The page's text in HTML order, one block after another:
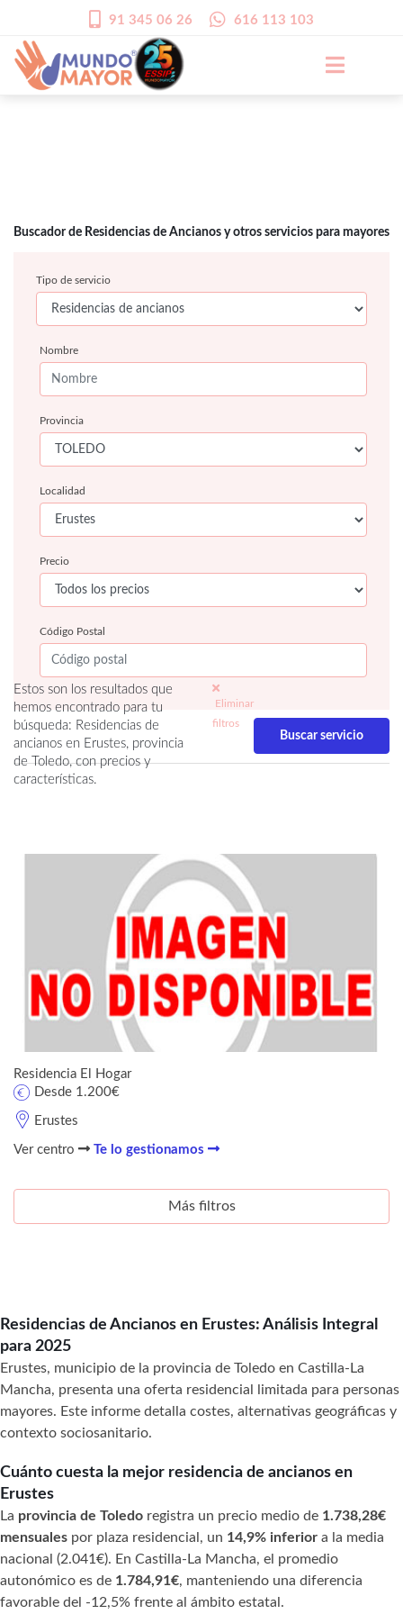
91 345 06 26 616 113 103
Buscador de Residencias de Ancianos y otros servicios para mayores
Tipo de servicio
Nombre
Provincia
Localidad
Precio
Código Postal
Estos son los resultados que
hemos encontrado para tu
búsqueda: Residencias de
ancianos en Erustes, provincia
de Toledo, con precios y
características.
Eliminar
filtros
Residencia El Hogar
Erustes
Desde 1.200€
Ver centro Te lo gestionamos
Más filtros
Residencias de Ancianos en Erustes: Análisis Integral
para 2025
Erustes, municipio de la provincia de Toledo en Castilla-La
Mancha, presenta una oferta residencial limitada para personas
mayores. Este informe detalla costes, alternativas geográficas y
contexto sociosanitario.
Cuánto cuesta la mejor residencia de ancianos en
Erustes
La provincia de Toledo registra un precio medio de 1.738,28€
mensuales por plaza residencial, un 14,9% inferior a la media
nacional (2.041€). En Castilla-La Mancha, el promedio
autonómico es de 1.784,91€, manteniendo una diferencia
favorable del -12,5% frente al ámbito estatal.